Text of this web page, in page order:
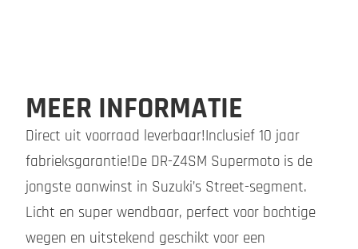
MEER INFORMATIE
Direct uit voorraad leverbaar!Inclusief 10 jaar
fabrieksgarantie!De DR-Z4SM Supermoto is de
jongste aanwinst in Suzuki’s Street-segment.
Licht en super wendbaar, perfect voor bochtige
wegen en uitstekend geschikt voor een